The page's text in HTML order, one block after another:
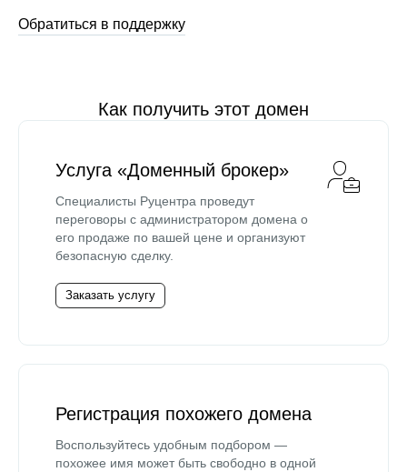
Обратиться в поддержку
Как получить этот домен
Услуга «Доменный брокер»
Специалисты Руцентра проведут
переговоры с администратором домена о
его продаже по вашей цене и организуют
безопасную сделку.
Заказать услугу
Регистрация похожего домена
Воспользуйтесь удобным подбором —
похожее имя может быть свободно в одной